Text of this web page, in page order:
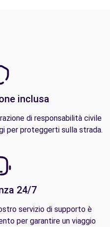
inclusa
di responsabilità civile
per proteggerti sulla strada.
24/7
servizio di supporto è
per garantire un viaggio